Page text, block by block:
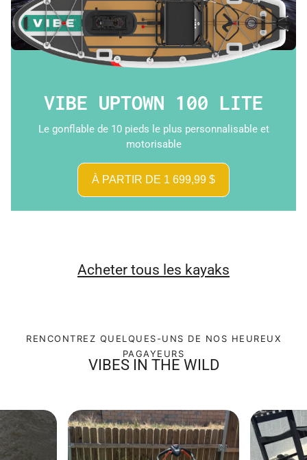
VIBE UPTOWN 100 LITE
Le gonflable de 10 pieds le plus personnalisable et
motorisable
À PARTIR DE 1 699,99 $
Acheter tous les kayaks
VIBES IN THE WILD
RENCONTREZ QUELQUES-UNS DE NOS HEUREUX
PAGAYEURS